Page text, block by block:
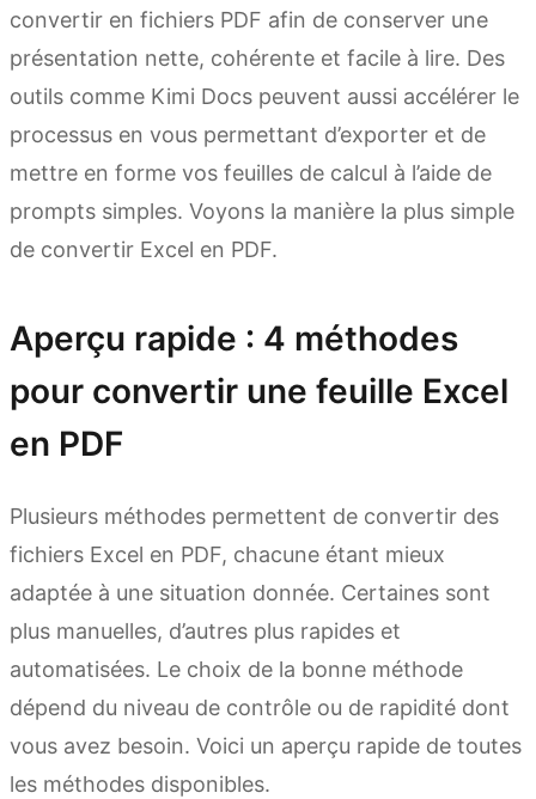
convertir en fichiers PDF afin de conserver une
présentation nette, cohérente et facile à lire. Des
outils comme Kimi Docs peuvent aussi accélérer le
processus en vous permettant d’exporter et de
mettre en forme vos feuilles de calcul à l’aide de
prompts simples. Voyons la manière la plus simple
de convertir Excel en PDF.
Aperçu rapide : 4 méthodes
pour convertir une feuille Excel
en PDF
Plusieurs méthodes permettent de convertir des
fichiers Excel en PDF, chacune étant mieux
adaptée à une situation donnée. Certaines sont
plus manuelles, d’autres plus rapides et
automatisées. Le choix de la bonne méthode
dépend du niveau de contrôle ou de rapidité dont
vous avez besoin. Voici un aperçu rapide de toutes
les méthodes disponibles.